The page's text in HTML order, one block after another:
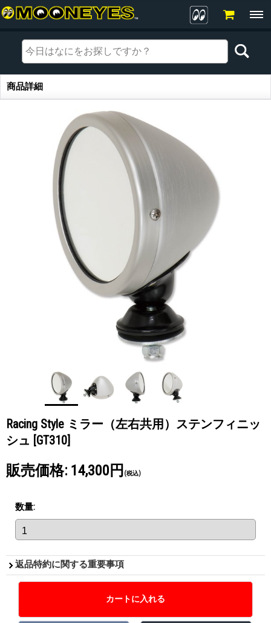
商品詳細
商品詳細
Racing Style ミラー（左右共用）ステンフィニッ
シュ [GT310]
販売価格: 14,300円 (税込)
数量:
返品特約に関する重要事項